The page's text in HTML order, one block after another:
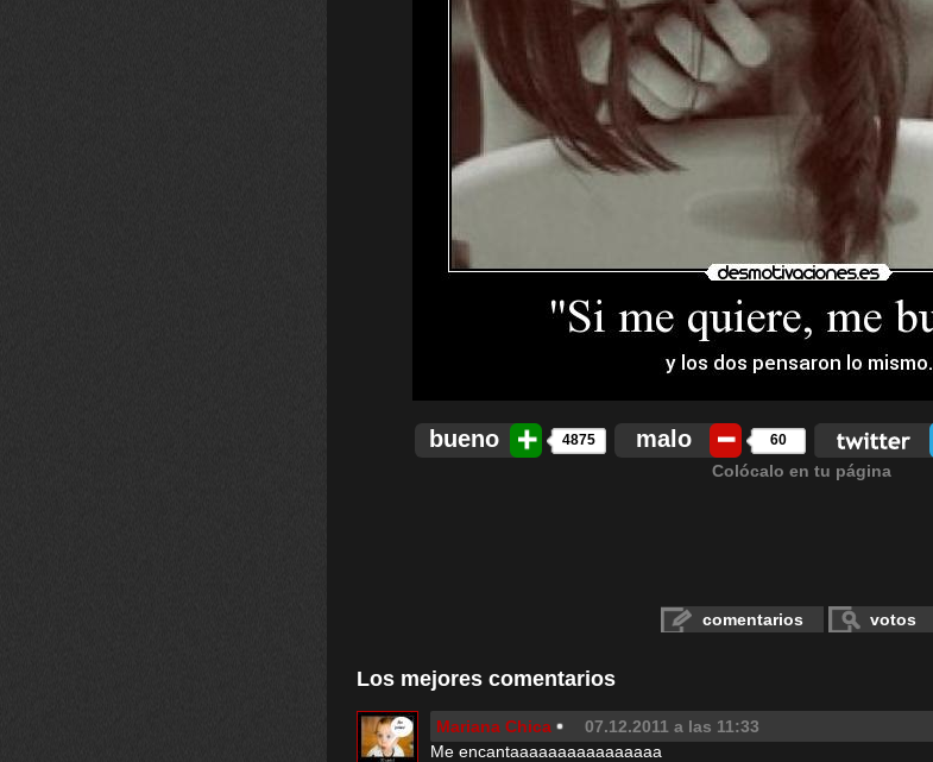
bueno 4875 malo 60
Colócalo en tu página
comentarios votos
Los mejores comentarios
Mariana Chica 07.12.2011 a las 11:33
Me encantaaaaaaaaaaaaaaaa